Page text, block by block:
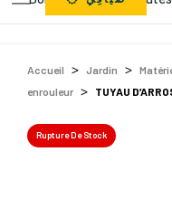
Accueil Jardin
enrouleur
TUYAU
Rupture De Stock